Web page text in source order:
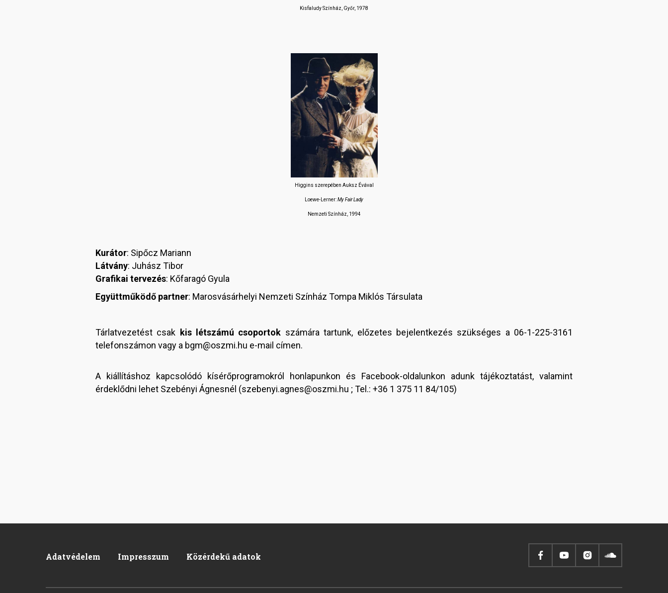
Kisfaludy Színház, Győr, 1978
Higgins szerepében Auksz Évával
Loewe-Lerner:My Fair Lady
Nemzeti Színház, 1994
Kurátor: Sipőcz Mariann
Látvány: Juhász Tibor
Grafikai tervezés: Kőfaragó Gyula
Együttműködő partner: Marosvásárhelyi Nemzeti Színház Tompa Miklós Társulata
Tárlatvezetést csak kis létszámú csoportok számára tartunk, előzetes bejelentkezés szükséges a 06-1-225-3161
telefonszámon vagy a bgm@oszmi.hu e-mail címen.
A kiállításhoz kapcsolódó kísérőprogramokról honlapunkon és Facebook-oldalunkon adunk tájékoztatást, valamint
érdeklődni lehet Szebényi Ágnesnél (szebenyi.agnes@oszmi.hu ; Tel.: +36 1 375 11 84/105)
Adatvédelem Impresszum Közérdekű adatok